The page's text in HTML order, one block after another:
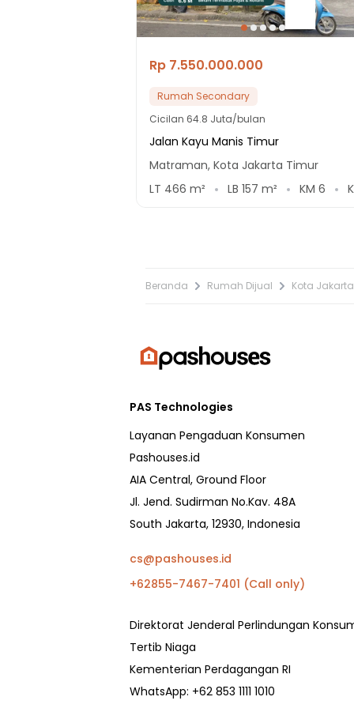
Rp 7.550.000.000
Rumah Secondary
Cicilan 64.8 Juta/bulan
Jalan Kayu Manis Timur
Matraman, Kota Jakarta Timur
LT 466 m² LB 157 m² KM 6
Beranda Rumah Dijual Kota
PAS Technologies
Layanan Pengaduan Konsumen
Pashouses.id
AIA Central, Ground Floor
Jl. Jend. Sudirman No.Kav. 48A
South Jakarta, 12930, Indonesia
cs@pashouses.id
+62855-7467-7401 (Call only)
Direktorat Jenderal Perlindungan
Tertib Niaga
Kementerian Perdagangan RI
WhatsApp: +62 853 1111 1010